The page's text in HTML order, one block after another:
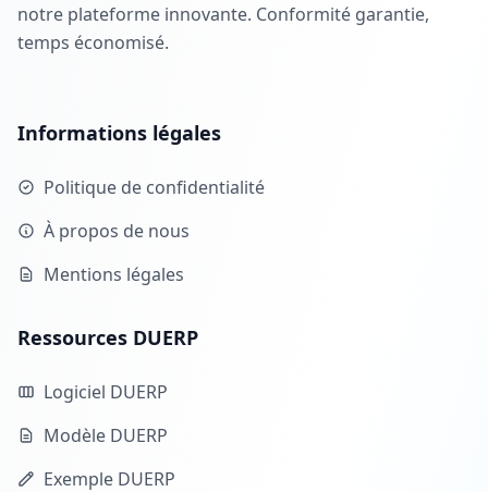
notre plateforme innovante. Conformité garantie,
temps économisé.
Informations légales
Politique de confidentialité
À propos de nous
Mentions légales
Ressources DUERP
Logiciel DUERP
Modèle DUERP
Exemple DUERP